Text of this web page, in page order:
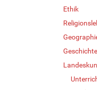
Ethik
Geschichte